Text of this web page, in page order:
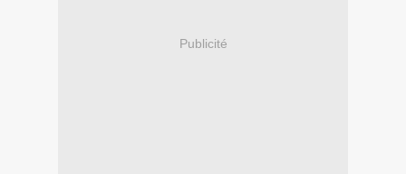
Publicité